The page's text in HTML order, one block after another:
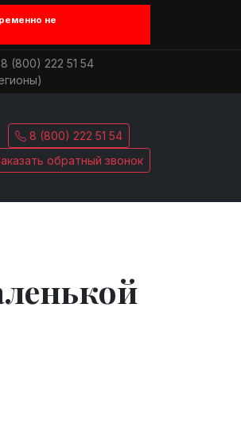
не
8 (800) 222 51 54
8 (800) 222 51 54
обратный звонок